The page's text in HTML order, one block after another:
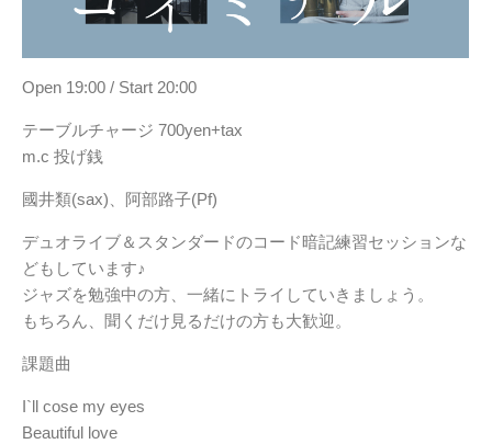
Open 19:00 / Start 20:00
テーブルチャージ 700yen+tax
m.c 投げ銭
國井類(sax)、阿部路子(Pf)
デュオライブ＆スタンダードのコード暗記練習セッションな
どもしています♪
ジャズを勉強中の方、一緒にトライしていきましょう。
もちろん、聞くだけ見るだけの方も大歓迎。
課題曲
I`ll cose my eyes
Beautiful love